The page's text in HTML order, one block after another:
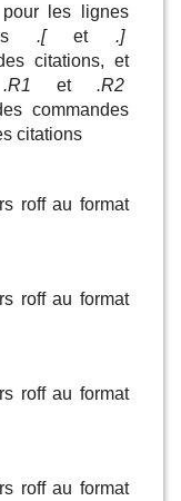
les lignes
.[ et
.]
citations, et
.R1 et
.R2
commandes
citations
roff au format
roff au format
roff au format
roff au format